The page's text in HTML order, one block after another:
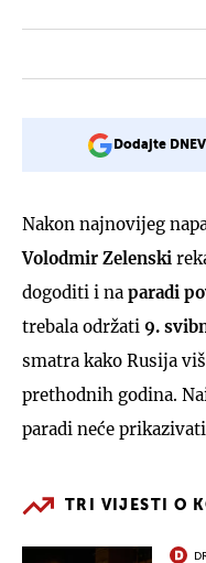
Dodajte
Nakon najnovijeg
Volodmir Zelenski
dogoditi i na paradi
trebala održati 9.
smatra kako Rusija
prethodnih godina.
paradi neće
TRI VIJESTI O